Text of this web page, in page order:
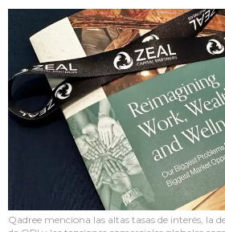
Qadree menciona las altas tasas de interés, la